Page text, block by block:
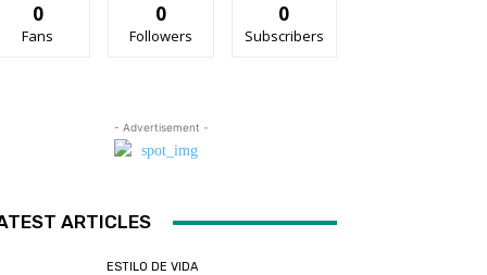
0
Fans
0
Followers
0
Subscribers
- Advertisement -
ARTICLES
ESTILO DE VIDA